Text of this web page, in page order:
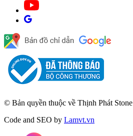
© Bản quyền thuộc về Thịnh Phát Stone
Code and SEO by Lamvt.vn